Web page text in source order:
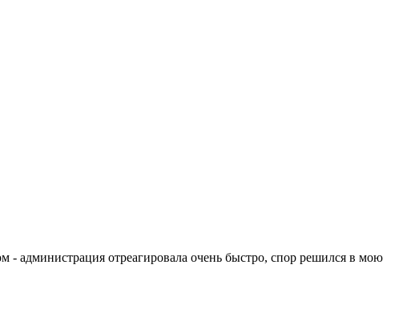
администрация отреагировала очень быстро, спор решился в мою